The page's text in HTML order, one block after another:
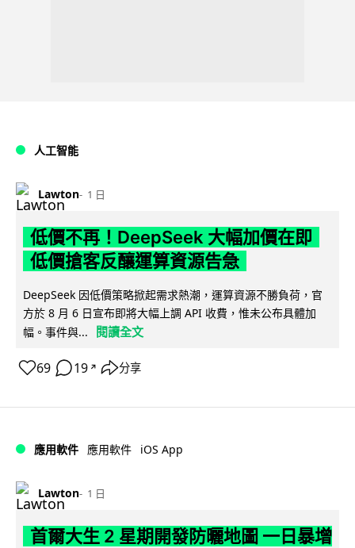
人工智能
Lawton 1 日
低價不再！DeepSeek 大幅加價在即
低價搶客反釀運算資源告急
DeepSeek 因低價策略掀起需求熱潮，運算資源不勝負荷，官
方於 8 月 6 日宣布即將大幅上調 API 收費，惟未公布具體加
幅。事件與...
閱讀全文
69 19 ↗ 分享
應用軟件 應用軟件 iOS App
Lawton 1 日
首爾大生 2 星期開發防曬地圖 一日暴增